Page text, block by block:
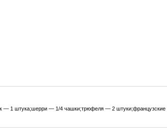
— 1 штука;шерри — 1/4 чашки;трюфеля — 2 штуки;французские